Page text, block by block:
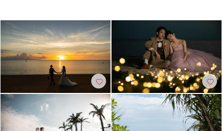
人気スポットでの撮影 豊富なドレス